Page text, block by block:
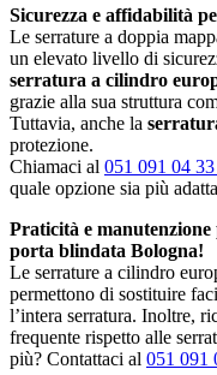
Sicurezza e affidabilità
Le serrature a doppia
un elevato livello di
serratura a cilindro
grazie alla sua struttura
Tuttavia, anche la
protezione.
Chiamaci al 051 091 04 33
quale opzione sia più
Praticità e
porta blindata Bologna!
Le serrature a cilindro
permettono di sostituire
l’intera serratura. Inoltre,
frequente rispetto alle
più? Contattaci al 051 091